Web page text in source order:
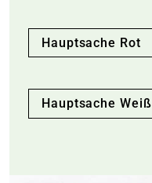
Hauptsache Rot
Hauptsache Weiß